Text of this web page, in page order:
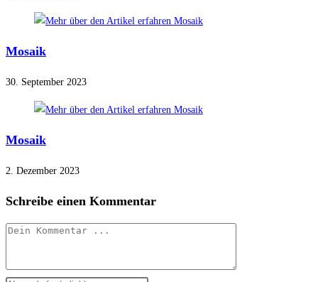
Mosaik
30. September 2023
Mosaik
2. Dezember 2023
Schreibe einen Kommentar
Kommentieren